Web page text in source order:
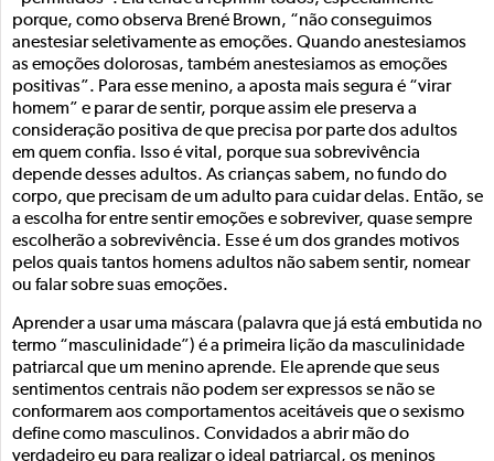
porque, como observa Brené Brown, “não conseguimos
anestesiar seletivamente as emoções. Quando anestesiamos
as emoções dolorosas, também anestesiamos as emoções
positivas”. Para esse menino, a aposta mais segura é “virar
homem” e parar de sentir, porque assim ele preserva a
consideração positiva de que precisa por parte dos adultos
em quem confia. Isso é vital, porque sua sobrevivência
depende desses adultos. As crianças sabem, no fundo do
corpo, que precisam de um adulto para cuidar delas. Então, se
a escolha for entre sentir emoções e sobreviver, quase sempre
escolherão a sobrevivência. Esse é um dos grandes motivos
pelos quais tantos homens adultos não sabem sentir, nomear
ou falar sobre suas emoções.
Aprender a usar uma máscara (palavra que já está embutida no
termo “masculinidade”) é a primeira lição da masculinidade
patriarcal que um menino aprende. Ele aprende que seus
sentimentos centrais não podem ser expressos se não se
conformarem aos comportamentos aceitáveis que o sexismo
define como masculinos. Convidados a abrir mão do
verdadeiro eu para realizar o ideal patriarcal, os meninos